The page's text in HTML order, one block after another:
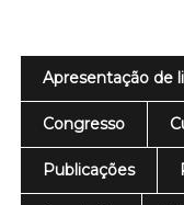
Apresentação de
Congresso
Publicações